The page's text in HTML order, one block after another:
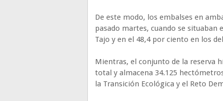
De este modo, los embalses en
pasado martes, cuando se situaban
Tajo y en el 48,4 por ciento en los
Mientras, el conjunto de la reserva
total y almacena 34.125
la Transición Ecológica y el Reto